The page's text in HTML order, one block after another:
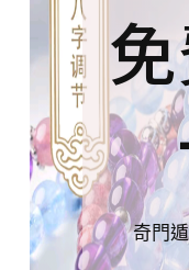
奇門